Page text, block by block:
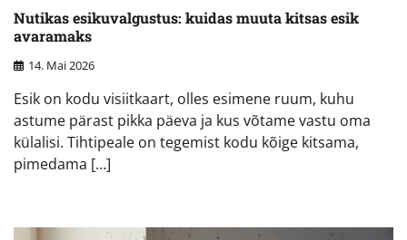
Nutikas esikuvalgustus: kuidas muuta kitsas esik
avaramaks
14. Mai 2026
Esik on kodu visiitkaart, olles esimene ruum, kuhu
astume pärast pikka päeva ja kus võtame vastu oma
külalisi. Tihtipeale on tegemist kodu kõige kitsama,
pimedama […]